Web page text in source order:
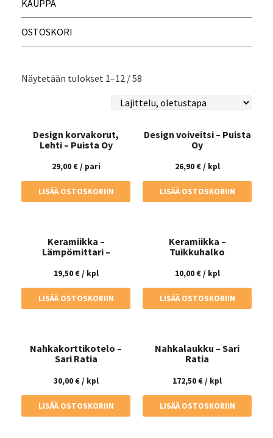
KAUPPA
OSTOSKORI
Näytetään tulokset 1–12 / 58
Design korvakorut,
Lehti – Puista Oy
29,00€/ pari
LISÄÄ OSTOSKORIIN
Design voiveitsi – Puista
Oy
26,90€/ kpl
LISÄÄ OSTOSKORIIN
Keramiikka –
Lämpömittari –
19,50€/ kpl
LISÄÄ OSTOSKORIIN
Keramiikka –
Tuikkuhalko
10,00€/ kpl
LISÄÄ OSTOSKORIIN
Nahkakorttikotelo –
Sari Ratia
30,00€/ kpl
LISÄÄ OSTOSKORIIN
Nahkalaukku – Sari
Ratia
172,50€ / kpl
LISÄÄ OSTOSKORIIN